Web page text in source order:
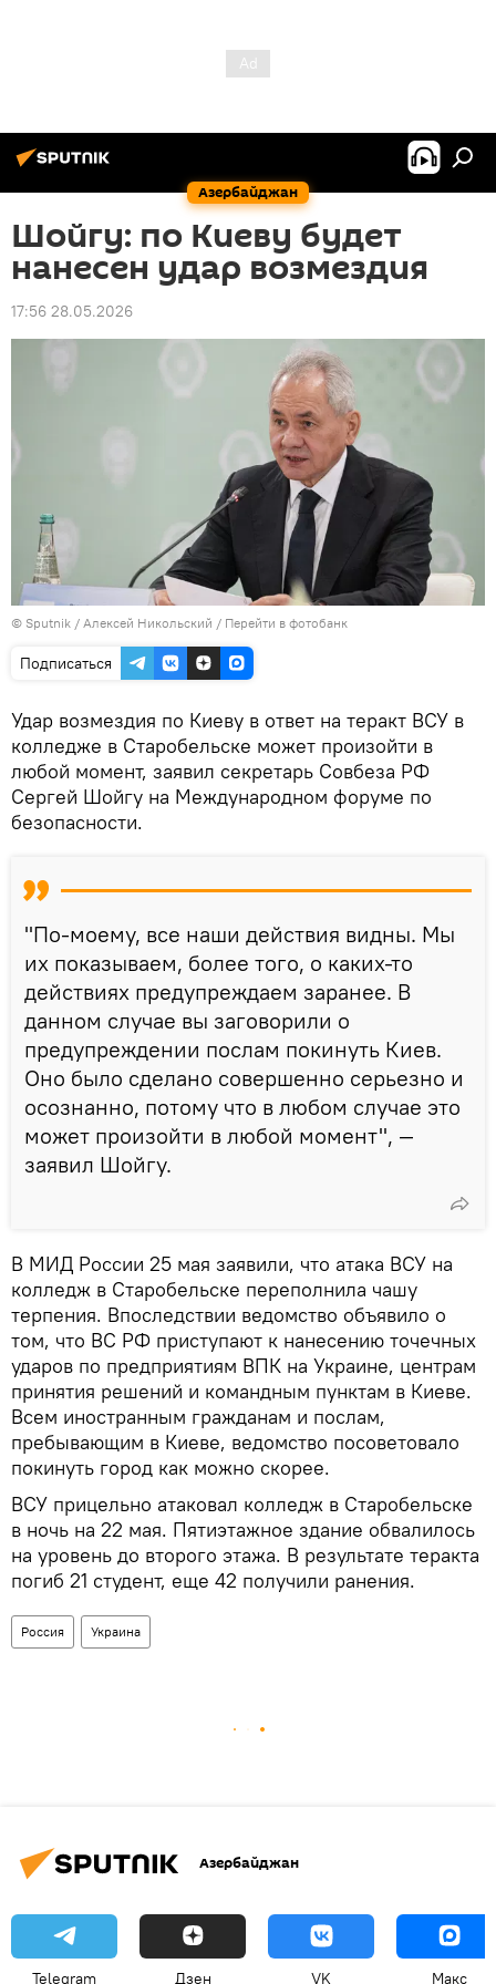
Азербайджан
Шойгу: по Киеву будет
нанесен удар возмездия
17:56 28.05.2026
© Sputnik / Алексей Никольский / Перейти в фотобанк
Подписаться
Удар возмездия по Киеву в ответ на теракт ВСУ в
колледже в Старобельске может произойти в
любой момент, заявил секретарь Совбеза РФ
Сергей Шойгу на Международном форуме по
безопасности.
"По-моему, все наши действия видны. Мы
их показываем, более того, о каких-то
действиях предупреждаем заранее. В
данном случае вы заговорили о
предупреждении послам покинуть Киев.
Оно было сделано совершенно серьезно и
осознанно, потому что в любом случае это
может произойти в любой момент", —
заявил Шойгу.
В МИД России 25 мая заявили, что атака ВСУ на
колледж в Старобельске переполнила чашу
терпения. Впоследствии ведомство объявило о
том, что ВС РФ приступают к нанесению точечных
ударов по предприятиям ВПК на Украине, центрам
принятия решений и командным пунктам в Киеве.
Всем иностранным гражданам и послам,
пребывающим в Киеве, ведомство посоветовало
покинуть город как можно скорее.
ВСУ прицельно атаковал колледж в Старобельске
в ночь на 22 мая. Пятиэтажное здание обвалилось
на уровень до второго этажа. В результате теракта
погиб 21 студент, еще 42 получили ранения.
Россия Украина
Азербайджан
Telegram Дзен VK Макс